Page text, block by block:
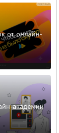
от онлайн-
академии